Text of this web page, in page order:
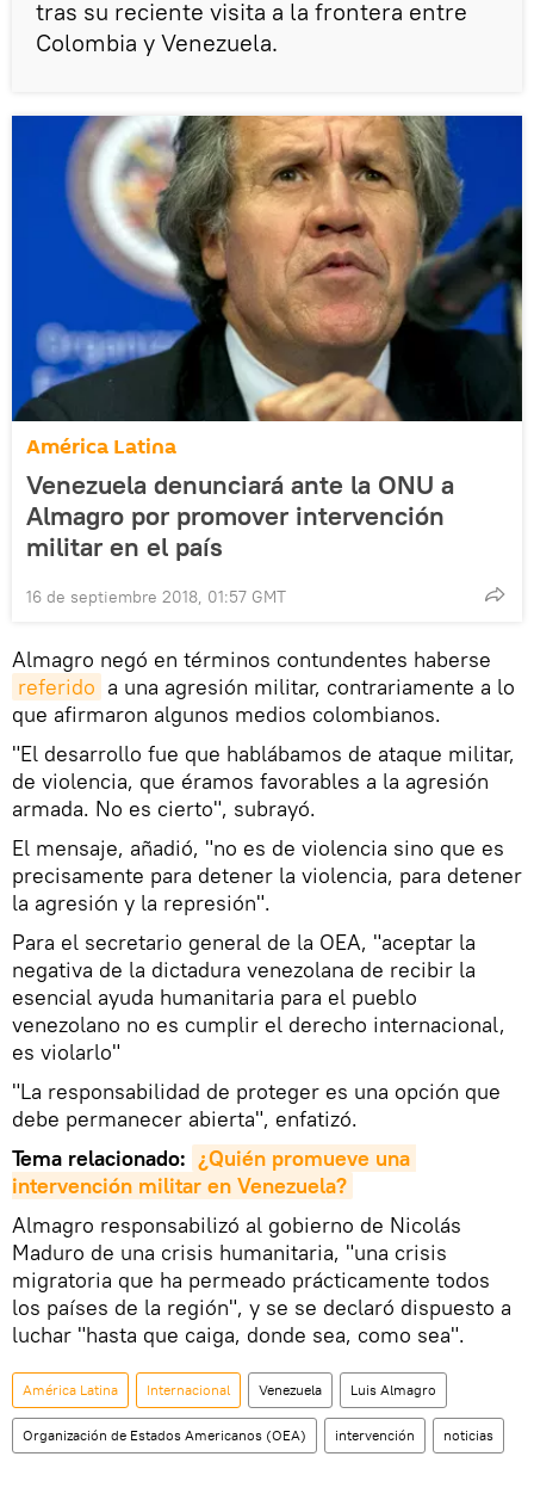
tras su reciente visita a la frontera entre
Colombia y Venezuela.
América Latina
Venezuela denunciará ante la ONU a
Almagro por promover intervención
militar en el país
16 de septiembre 2018, 01:57 GMT
Almagro negó en términos contundentes haberse
referido a una agresión militar, contrariamente a lo
que afirmaron algunos medios colombianos.
"El desarrollo fue que hablábamos de ataque militar,
de violencia, que éramos favorables a la agresión
armada. No es cierto", subrayó.
El mensaje, añadió, "no es de violencia sino que es
precisamente para detener la violencia, para detener
la agresión y la represión".
Para el secretario general de la OEA, "aceptar la
negativa de la dictadura venezolana de recibir la
esencial ayuda humanitaria para el pueblo
venezolano no es cumplir el derecho internacional,
es violarlo"
"La responsabilidad de proteger es una opción que
debe permanecer abierta", enfatizó.
Tema relacionado: ¿Quién promueve una
intervención militar en Venezuela?
Almagro responsabilizó al gobierno de Nicolás
Maduro de una crisis humanitaria, "una crisis
migratoria que ha permeado prácticamente todos
los países de la región", y se se declaró dispuesto a
luchar "hasta que caiga, donde sea, como sea".
América Latina Internacional Venezuela Luis Almagro
Organización de Estados Americanos (OEA) intervención noticias